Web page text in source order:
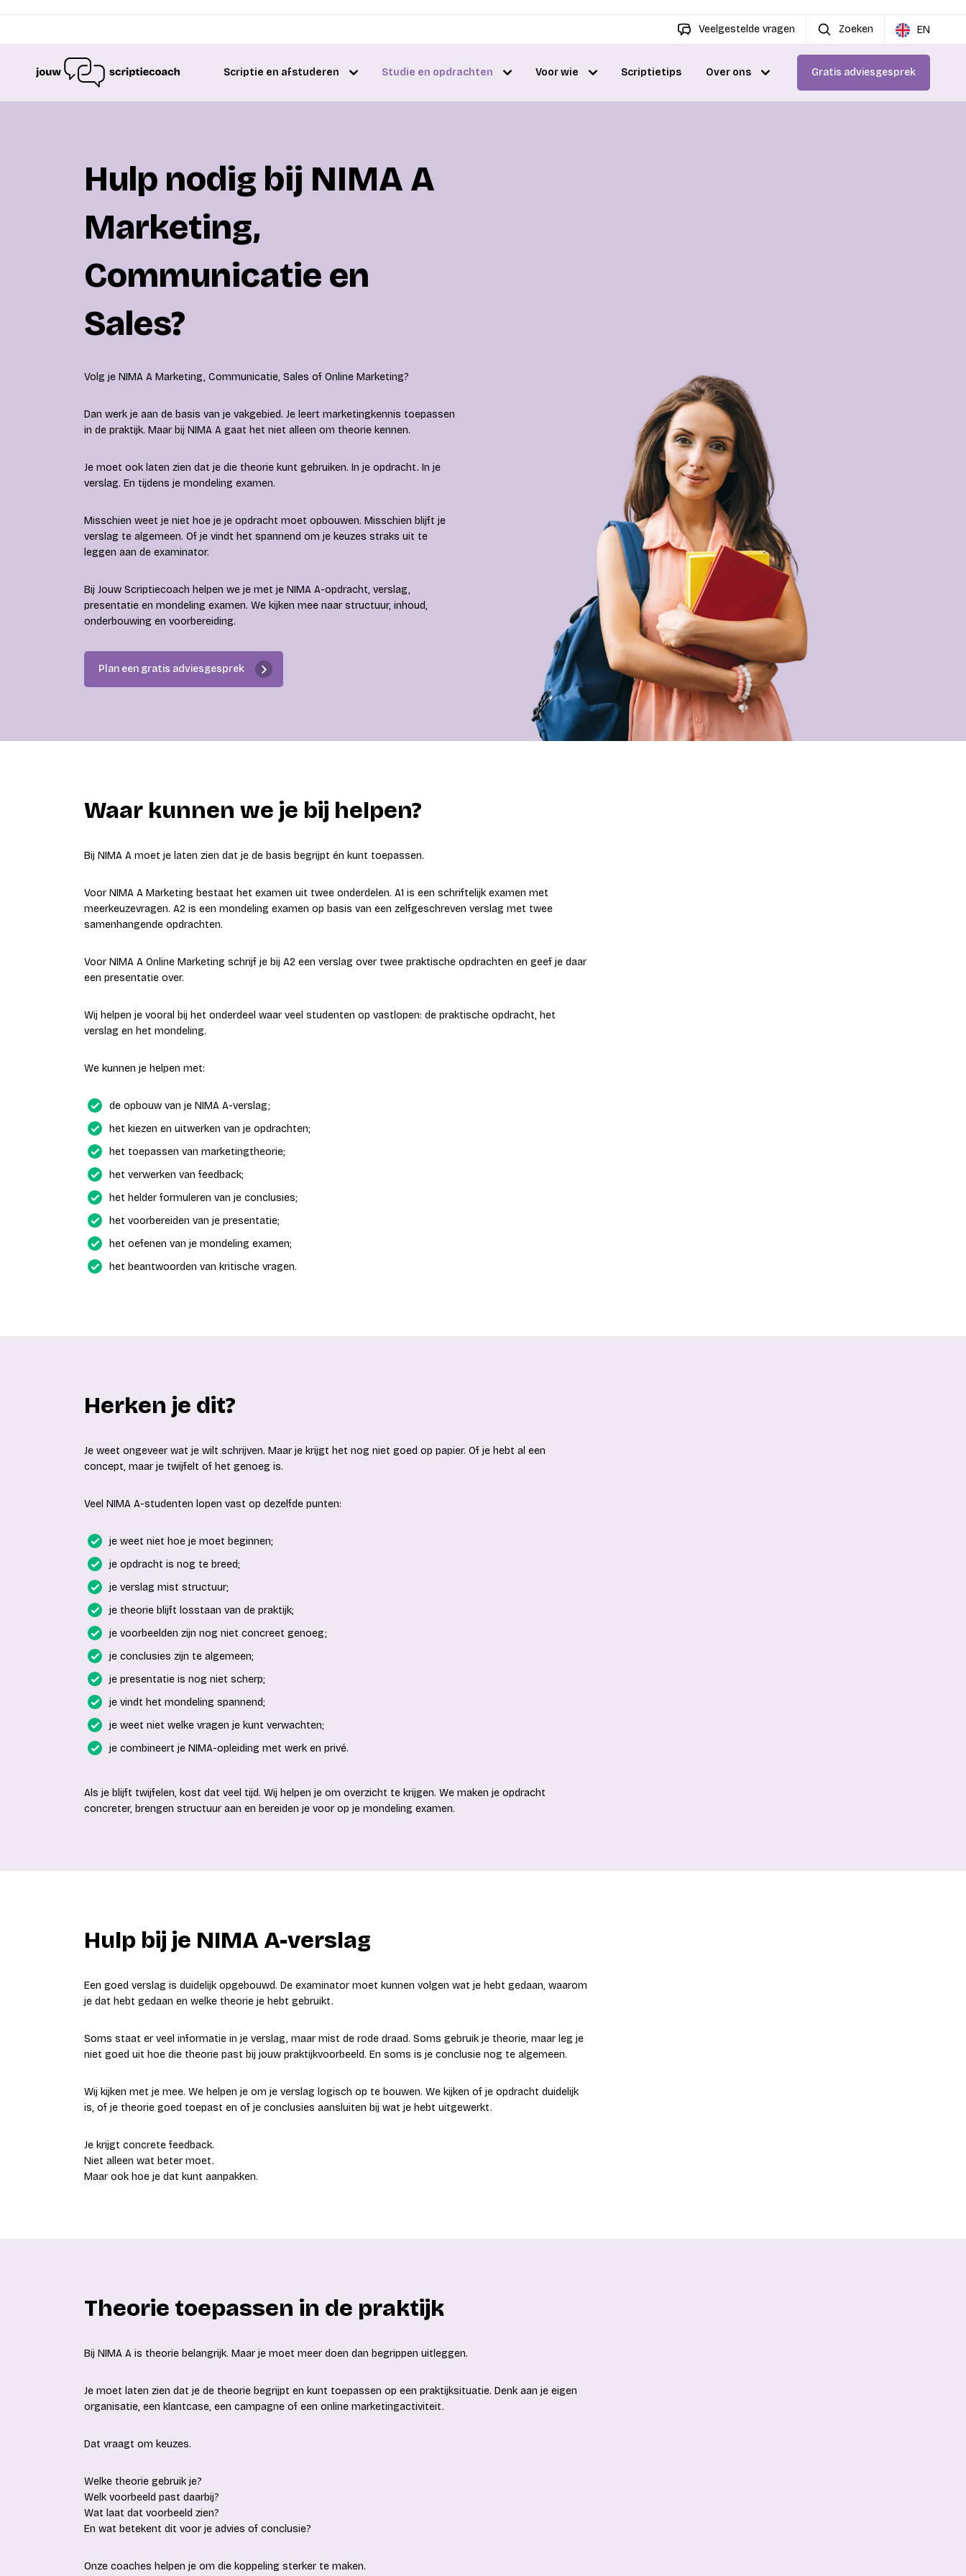
Veelgestelde vragen Zoeken EN
Scriptie en afstuderen Studie en opdrachten Voor wie Scriptietips Over ons Gratis adviesgesprek
Hulp nodig bij NIMA A
Marketing,
Communicatie en
Sales?
Volg je NIMA A Marketing, Communicatie, Sales of Online Marketing?
Dan werk je aan de basis van je vakgebied. Je leert marketingkennis toepassen
in de praktijk. Maar bij NIMA A gaat het niet alleen om theorie kennen.
Je moet ook laten zien dat je die theorie kunt gebruiken. In je opdracht. In je
verslag. En tijdens je mondeling examen.
Misschien weet je niet hoe je je opdracht moet opbouwen. Misschien blijft je
verslag te algemeen. Of je vindt het spannend om je keuzes straks uit te
leggen aan de examinator.
Bij Jouw Scriptiecoach helpen we je met je NIMA A-opdracht, verslag,
presentatie en mondeling examen. We kijken mee naar structuur, inhoud,
onderbouwing en voorbereiding.
Plan een gratis adviesgesprek
Waar kunnen we je bij helpen?
Bij NIMA A moet je laten zien dat je de basis begrijpt én kunt toepassen.
Voor NIMA A Marketing bestaat het examen uit twee onderdelen. A1 is een schriftelijk examen met
meerkeuzevragen. A2 is een mondeling examen op basis van een zelfgeschreven verslag met twee
samenhangende opdrachten.
Voor NIMA A Online Marketing schrijf je bij A2 een verslag over twee praktische opdrachten en geef je daar
een presentatie over.
Wij helpen je vooral bij het onderdeel waar veel studenten op vastlopen: de praktische opdracht, het
verslag en het mondeling.
We kunnen je helpen met:
de opbouw van je NIMA A-verslag;
het kiezen en uitwerken van je opdrachten;
het toepassen van marketingtheorie;
het verwerken van feedback;
het helder formuleren van je conclusies;
het voorbereiden van je presentatie;
het oefenen van je mondeling examen;
het beantwoorden van kritische vragen.
Herken je dit?
Je weet ongeveer wat je wilt schrijven. Maar je krijgt het nog niet goed op papier. Of je hebt al een
concept, maar je twijfelt of het genoeg is.
Veel NIMA A-studenten lopen vast op dezelfde punten:
je weet niet hoe je moet beginnen;
je opdracht is nog te breed;
je verslag mist structuur;
je theorie blijft losstaan van de praktijk;
je voorbeelden zijn nog niet concreet genoeg;
je conclusies zijn te algemeen;
je presentatie is nog niet scherp;
je vindt het mondeling spannend;
je weet niet welke vragen je kunt verwachten;
je combineert je NIMA-opleiding met werk en privé.
Als je blijft twijfelen, kost dat veel tijd. Wij helpen je om overzicht te krijgen. We maken je opdracht
concreter, brengen structuur aan en bereiden je voor op je mondeling examen.
Hulp bij je NIMA A-verslag
Een goed verslag is duidelijk opgebouwd. De examinator moet kunnen volgen wat je hebt gedaan, waarom
je dat hebt gedaan en welke theorie je hebt gebruikt.
Soms staat er veel informatie in je verslag, maar mist de rode draad. Soms gebruik je theorie, maar leg je
niet goed uit hoe die theorie past bij jouw praktijkvoorbeeld. En soms is je conclusie nog te algemeen.
Wij kijken met je mee. We helpen je om je verslag logisch op te bouwen. We kijken of je opdracht duidelijk
is, of je theorie goed toepast en of je conclusies aansluiten bij wat je hebt uitgewerkt.
Je krijgt concrete feedback.
Niet alleen wat beter moet.
Maar ook hoe je dat kunt aanpakken.
Theorie toepassen in de praktijk
Bij NIMA A is theorie belangrijk. Maar je moet meer doen dan begrippen uitleggen.
Je moet laten zien dat je de theorie begrijpt en kunt toepassen op een praktijksituatie. Denk aan je eigen
organisatie, een klantcase, een campagne of een online marketingactiviteit.
Dat vraagt om keuzes.
Welke theorie gebruik je?
Welk voorbeeld past daarbij?
Wat laat dat voorbeeld zien?
En wat betekent dit voor je advies of conclusie?
Onze coaches helpen je om die koppeling sterker te maken.